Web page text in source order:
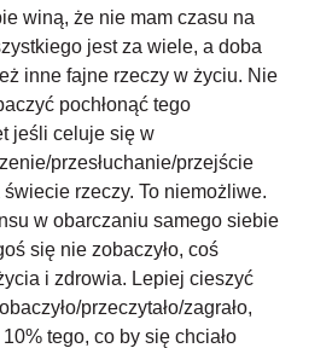
winą, że nie mam czasu na
jest za wiele, a doba
inne fajne rzeczy w życiu. Nie
pochłonąć tego
jeśli celuje się w
przesłuchanie/przejście
rzeczy. To niemożliwe.
w obarczaniu samego siebie
się nie zobaczyło, coś
i zdrowia. Lepiej cieszyć
przeczytało/zagrało,
tego, co by się chciało